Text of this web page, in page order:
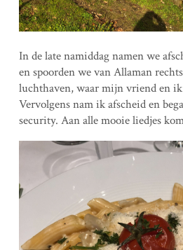
In de late namiddag namen we
en spoorden we van Allaman
luchthaven, waar mijn vriend en
Vervolgens nam ik afscheid en
security. Aan alle mooie liedjes